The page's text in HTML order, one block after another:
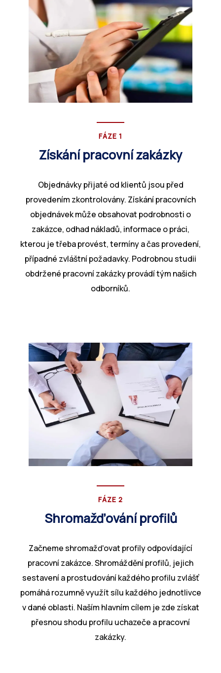
Odvětví, kterým
sloužíme
Služby v oblasti
mezd a zákonné
shody
Hromadná a
projektová řešení
pro pracovní sílu
Chorvatsko
Srbsko
Bulharsko
Maďarsko
FÁZE 1
Získání pracovní zakázky
Objednávky přijaté od klientů jsou před
provedením zkontrolovány. Získání pracovních
objednávek může obsahovat podrobnosti o
zakázce, odhad nákladů, informace o práci,
kterou je třeba provést, termíny a čas provedení,
případné zvláštní požadavky. Podrobnou studii
obdržené pracovní zakázky provádí tým našich
odborníků.
FÁZE 2
Shromažďování profilů
Začneme shromažďovat profily odpovídající
pracovní zakázce. Shromáždění profilů, jejich
sestavení a prostudování každého profilu zvlášť
pomáhá rozumně využít sílu každého jednotlivce
v dané oblasti. Naším hlavním cílem je zde získat
přesnou shodu profilu uchazeče a pracovní
zakázky.